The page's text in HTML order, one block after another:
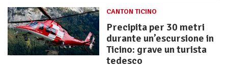
CANTON TICINO
Precipita per 30 metri
durante un’escursione in
Ticino: grave un turista
tedesco